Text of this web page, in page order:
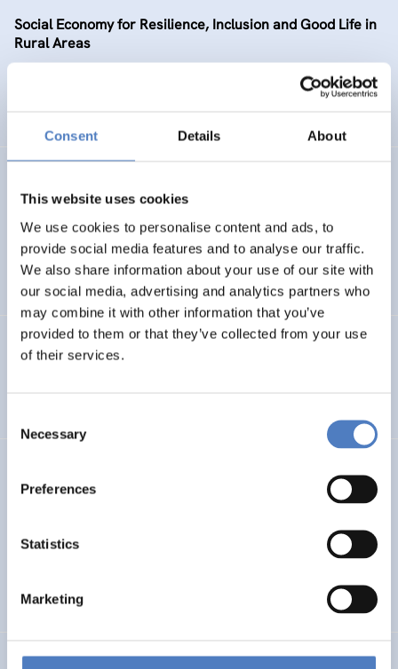
Consent Details About
This website uses cookies
We use cookies to personalise content and ads, to
provide social media features and to analyse our traffic.
We also share information about your use of our site with
our social media, advertising and analytics partners who
may combine it with other information that you’ve
provided to them or that they’ve collected from your use
of their services.
Selection
Necessary
Preferences
Statistics
Marketing
Social Economy for Resilience, Inclusion and Good Life in
Rural Areas
SOZIALE INNOVATION
STone monument Ensambles and the Climate Change
Impact
SOZIALE INNOVATION
MOUNTRESILIENCE
Circular Systemic Solutions: Plastic, Packaging, Biowaste,
…